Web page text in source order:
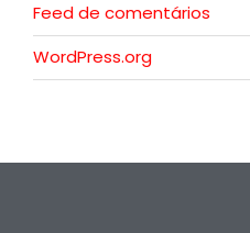
Feed de comentários
WordPress.org